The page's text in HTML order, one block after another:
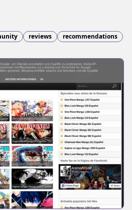
reviews recommendations